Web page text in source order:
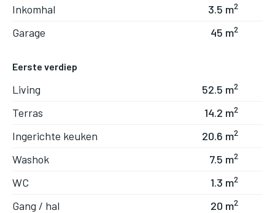
Inkomhal 3.5 m2
Garage 45 m2
Eerste verdiep
Living 52.5 m2
Terras 14.2 m2
Ingerichte keuken 20.6 m2
Washok 7.5 m2
WC 1.3 m2
Gang / hal 20 m2